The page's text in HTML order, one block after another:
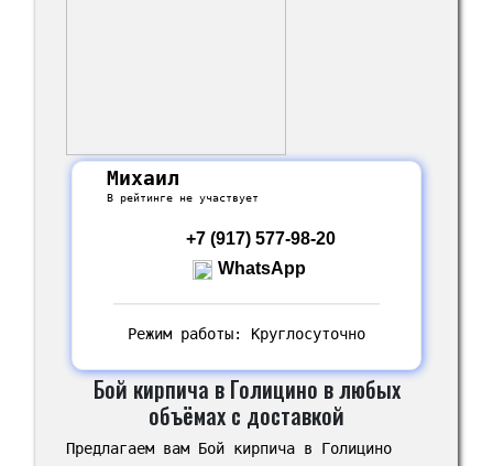
Михаил
В рейтинге не участвует
+7 (917) 577-98-20
WhatsApp
Режим работы: Круглосуточно
Бой кирпича в Голицино в любых
объёмах с доставкой
Предлагаем вам Бой кирпича в Голицино